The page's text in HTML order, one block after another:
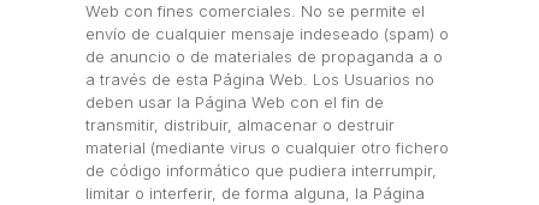
Web con fines comerciales. No se permite el
envío de cualquier mensaje indeseado (spam) o
de anuncio o de materiales de propaganda a o
a través de esta Página Web. Los Usuarios no
deben usar la Página Web con el fin de
transmitir, distribuir, almacenar o destruir
material (mediante virus o cualquier otro fichero
de código informático que pudiera interrumpir,
limitar o interferir, de forma alguna, la Página